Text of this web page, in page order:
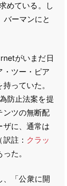
めている。し
ーマンにと
がいまだ日
・ツー・ピア
っていた。
防止法案を提
ンツの無断配
ザに、通常は
註： クラッ
た。
、「公衆に開